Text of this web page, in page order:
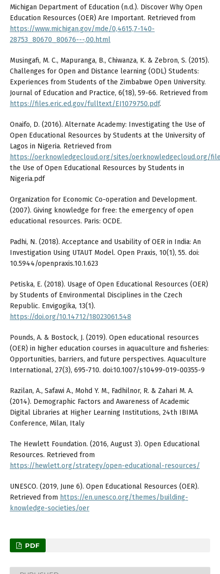
Michigan Department of Education (n.d.). Discover Why Open
Education Resources (OER) Are Important. Retrieved from
https://www.michigan.gov/mde/0,4615,7-140-
28753_80670_80676---,00.html
Musingafi, M. C., Mapuranga, B., Chiwanza, K. & Zebron, S. (2015).
Challenges for Open and Distance learning (ODL) Students:
Experiences from Students of the Zimbabwe Open University.
Journal of Education and Practice, 6(18), 59-66. Retrieved from
https://files.eric.ed.gov/fulltext/EJ1079750.pdf.
Onaifo, D. (2016). Alternate Academy: Investigating the Use of
Open Educational Resources by Students at the University of
Lagos in Nigeria. Retrieved from
https://oerknowledgecloud.org/sites/oerknowledgecloud.org/
the Use of Open Educational Resources by Students in
Nigeria.pdf
Organization for Economic Co-operation and Development.
(2007). Giving knowledge for free: the emergency of open
educational resources. Paris: OCDE.
Padhi, N. (2018). Acceptance and Usability of OER in India: An
Investigation Using UTAUT Model. Open Praxis, 10(1), 55. doi:
10.5944/openpraxis.10.1.623
Petiska, E. (2018). Usage of Open Educational Resources (OER)
by Students of Environmental Disciplines in the Czech
Republic. Envigogika, 13(1).
https://doi.org/10.14712/18023061.548
Pounds, A. & Bostock, J. (2019). Open educational resources
(OER) in higher education courses in aquaculture and fisheries:
Opportunities, barriers, and future perspectives. Aquaculture
International, 27(3), 695-710. doi:10.1007/s10499-019-00355-9
Razilan, A., Safawi A., Mohd Y. M., Fadhilnor, R. & Zahari M. A.
(2014). Demographic Factors and Awareness of Academic
Digital Libraries at Higher Learning Institutions, 24th IBIMA
Conference, Milan, Italy
The Hewlett Foundation. (2016, August 3). Open Educational
Resources. Retrieved from
https://hewlett.org/strategy/open-educational-resources/
UNESCO. (2019, June 6). Open Educational Resources (OER).
Retrieved from https://en.unesco.org/themes/building-
knowledge-societies/oer
PDF